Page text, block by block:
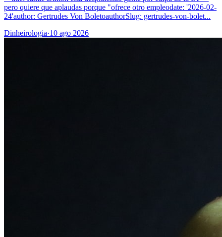
pero quiere que aplaudas porque "ofrece otro empleodate: '2026-02-
24'author: Gertrudes Von BoletoauthorSlug: gertrudes-von-bolet...
Dinheirologia·10 ago 2026